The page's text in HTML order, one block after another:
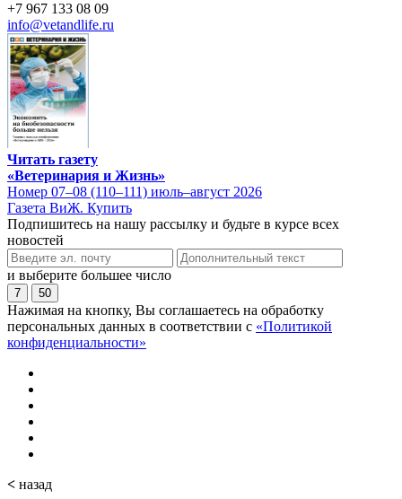
+7 967 133 08 09
info@vetandlife.ru
Читать газету
«Ветеринария и Жизнь»
Номер 07–08 (110–111) июль–август 2026
Газета ВиЖ. Купить
Подпишитесь на нашу рассылку и будьте в курсе всех
новостей
и выберите большее число
7 50
Нажимая на кнопку, Вы соглашаетесь на обработку
персональных данных в соответствии с «Политикой
конфиденциальности»
< назад